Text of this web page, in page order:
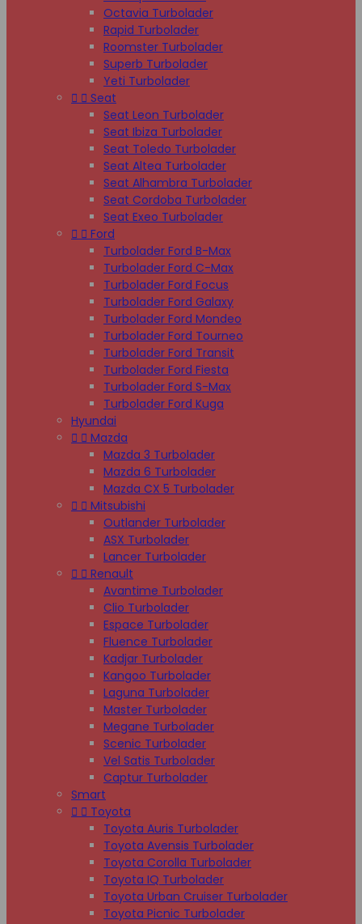
Octavia Turbolader
Rapid Turbolader
Roomster Turbolader
Superb Turbolader
Yeti Turbolader
  Seat
Seat Leon Turbolader
Seat Ibiza Turbolader
Seat Toledo Turbolader
Seat Altea Turbolader
Seat Alhambra Turbolader
Seat Cordoba Turbolader
Seat Exeo Turbolader
  Ford
Turbolader Ford B-Max
Turbolader Ford C-Max
Turbolader Ford Focus
Turbolader Ford Galaxy
Turbolader Ford Mondeo
Turbolader Ford Tourneo
Turbolader Ford Transit
Turbolader Ford Fiesta
Turbolader Ford S-Max
Turbolader Ford Kuga
Hyundai
  Mazda
Mazda 3 Turbolader
Mazda 6 Turbolader
Mazda CX 5 Turbolader
  Mitsubishi
Outlander Turbolader
ASX Turbolader
Lancer Turbolader
  Renault
Avantime Turbolader
Clio Turbolader
Espace Turbolader
Fluence Turbolader
Kadjar Turbolader
Kangoo Turbolader
Laguna Turbolader
Master Turbolader
Megane Turbolader
Scenic Turbolader
Vel Satis Turbolader
Captur Turbolader
Smart
  Toyota
Toyota Auris Turbolader
Toyota Avensis Turbolader
Toyota Corolla Turbolader
Toyota IQ Turbolader
Toyota Urban Cruiser Turbolader
Toyota Picnic Turbolader